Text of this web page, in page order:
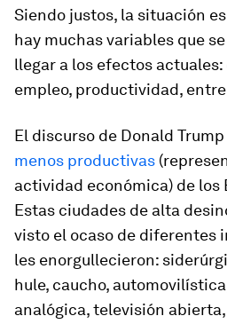
Siendo justos, la situación
hay muchas variables que
llegar a los efectos
empleo, productividad,
El discurso de Donald Trump
menos productivas
actividad económica) de los
Estas ciudades de alta
visto el ocaso de diferentes
les enorgullecieron:
hule, caucho,
analógica, televisión